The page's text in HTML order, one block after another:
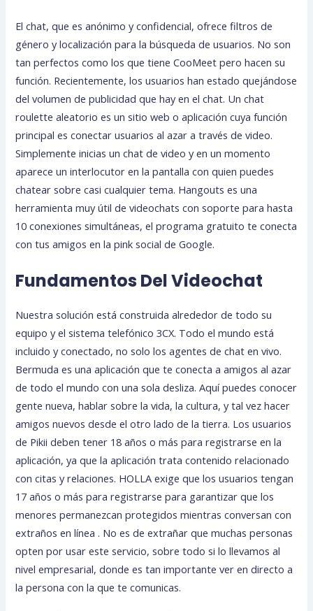
El chat, que es anónimo y confidencial, ofrece filtros de
género y localización para la búsqueda de usuarios. No son
tan perfectos como los que tiene CooMeet pero hacen su
función. Recientemente, los usuarios han estado quejándose
del volumen de publicidad que hay en el chat. Un chat
roulette aleatorio es un sitio web o aplicación cuya función
principal es conectar usuarios al azar a través de video.
Simplemente inicias un chat de video y en un momento
aparece un interlocutor en la pantalla con quien puedes
chatear sobre casi cualquier tema. Hangouts es una
herramienta muy útil de videochats con soporte para hasta
10 conexiones simultáneas, el programa gratuito te conecta
con tus amigos en la pink social de Google.
Fundamentos Del Videochat
Nuestra solución está construida alrededor de todo su
equipo y el sistema telefónico 3CX. Todo el mundo está
incluido y conectado, no solo los agentes de chat en vivo.
Bermuda es una aplicación que te conecta a amigos al azar
de todo el mundo con una sola desliza. Aquí puedes conocer
gente nueva, hablar sobre la vida, la cultura, y tal vez hacer
amigos nuevos desde el otro lado de la tierra. Los usuarios
de Pikii deben tener 18 años o más para registrarse en la
aplicación, ya que la aplicación trata contenido relacionado
con citas y relaciones. HOLLA exige que los usuarios tengan
17 años o más para registrarse para garantizar que los
menores permanezcan protegidos mientras conversan con
extraños en línea . No es de extrañar que muchas personas
opten por usar este servicio, sobre todo si lo llevamos al
nivel empresarial, donde es tan importante ver en directo a
la persona con la que te comunicas.